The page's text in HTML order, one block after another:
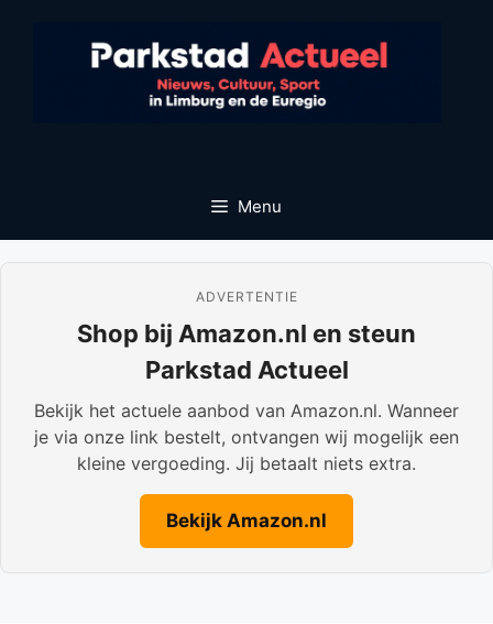
Menu
ADVERTENTIE
Shop bij Amazon.nl en steun
Parkstad Actueel
Bekijk het actuele aanbod van Amazon.nl. Wanneer
je via onze link bestelt, ontvangen wij mogelijk een
kleine vergoeding. Jij betaalt niets extra.
Bekijk Amazon.nl